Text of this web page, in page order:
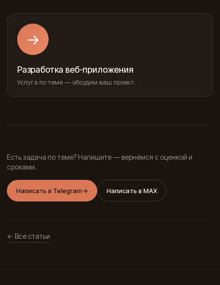
→
Разработка веб-приложения
Услуга по теме — обсудим ваш проект.
Есть задача по теме? Напишите — вернёмся с оценкой и
сроками.
Написать в Telegram→ Написать в MAX
← Все статьи